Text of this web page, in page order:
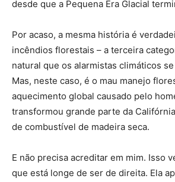
desde que a Pequena Era Glacial
Por acaso, a mesma história é
incêndios florestais – a terceira
natural que os alarmistas climáticos
Mas, neste caso, é o mau manejo
aquecimento global causado pelo
transformou grande parte da
de combustível de madeira seca.
E não precisa acreditar em mim. Isso
que está longe de ser de direita. Ela